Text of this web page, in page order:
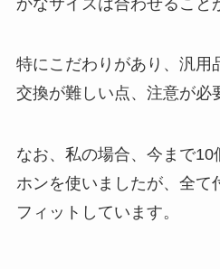
特にこだわりがあり、汎用
交換が難しい点、注意が必
なお、私の場合、今まで
ホンを使いましたが、全て
フィットしています。